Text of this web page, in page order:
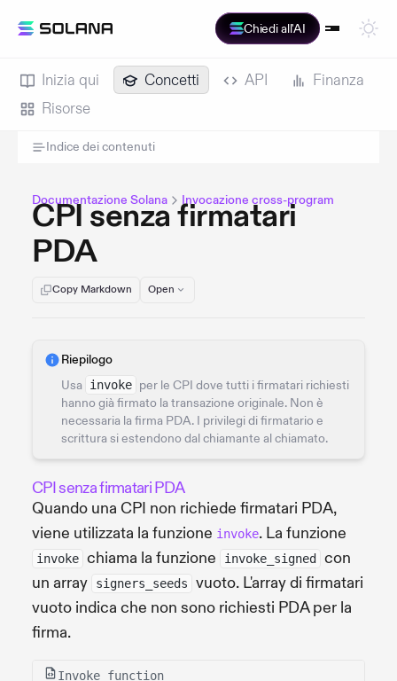
Chiedi all'AI
Inizia qui Concetti API
Finanza
Risorse
Indice dei contenuti
Documentazione Solana Invocazione cross-program
CPI senza firmatari
PDA
Copy Markdown Open
Riepilogo
Usa
invoke per le CPI dove tutti i firmatari richiesti
hanno già firmato la transazione originale. Non è
necessaria la firma PDA. I privilegi di firmatario e
scrittura si estendono dal chiamante al chiamato.
CPI senza firmatari PDA
Quando una CPI non richiede firmatari PDA,
viene utilizzata la funzione invoke. La funzione
invoke chiama la funzione invoke_signed
con
un array
signers_seeds
vuoto. L'array di firmatari
vuoto indica che non sono richiesti PDA per la
firma.
Invoke function